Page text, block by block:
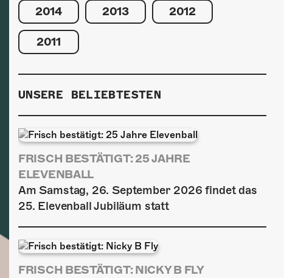
2014 2013 2012
2011
UNSERE BELIEBTESTEN
FRISCH BESTÄTIGT: 25 JAHRE
ELEVENBALL
Am Samstag, 26. September 2026 findet das
25. Elevenball Jubiläum statt
FRISCH BESTÄTIGT: NICKY B FLY